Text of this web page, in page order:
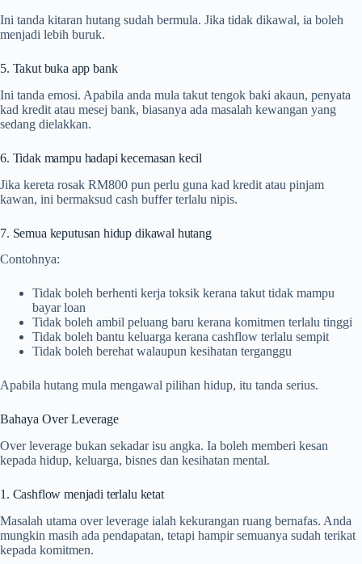
Ini tanda kitaran hutang sudah bermula. Jika tidak dikawal, ia boleh
menjadi lebih buruk.
5. Takut buka app bank
Ini tanda emosi. Apabila anda mula takut tengok baki akaun, penyata
kad kredit atau mesej bank, biasanya ada masalah kewangan yang
sedang dielakkan.
6. Tidak mampu hadapi kecemasan kecil
Jika kereta rosak RM800 pun perlu guna kad kredit atau pinjam
kawan, ini bermaksud cash buffer terlalu nipis.
7. Semua keputusan hidup dikawal hutang
Contohnya:
Tidak boleh berhenti kerja toksik kerana takut tidak mampu
bayar loan
Tidak boleh ambil peluang baru kerana komitmen terlalu tinggi
Tidak boleh bantu keluarga kerana cashflow terlalu sempit
Tidak boleh berehat walaupun kesihatan terganggu
Apabila hutang mula mengawal pilihan hidup, itu tanda serius.
Bahaya Over Leverage
Over leverage bukan sekadar isu angka. Ia boleh memberi kesan
kepada hidup, keluarga, bisnes dan kesihatan mental.
1. Cashflow menjadi terlalu ketat
Masalah utama over leverage ialah kekurangan ruang bernafas. Anda
mungkin masih ada pendapatan, tetapi hampir semuanya sudah terikat
kepada komitmen.